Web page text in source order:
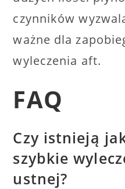
czynników
ważne dla
wyleczenia aft.
FAQ
Czy istnieją
szybkie
ustnej?